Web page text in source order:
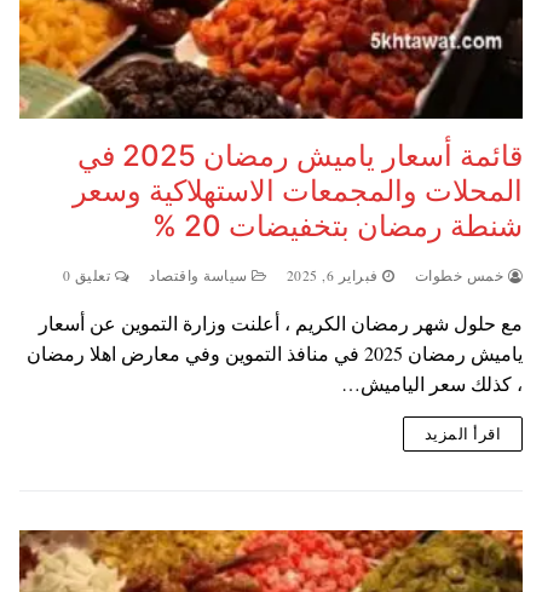
قائمة أسعار ياميش رمضان 2025 في
المحلات والمجمعات الاستهلاكية وسعر
شنطة رمضان بتخفيضات 20 %
خمس خطوات فبراير 6, 2025 سياسة واقتصاد تعليق 0
مع حلول شهر رمضان الكريم ، أعلنت وزارة التموين عن أسعار
ياميش رمضان 2025 في منافذ التموين وفي معارض اهلا رمضان
، كذلك سعر الياميش…
اقرأ المزيد